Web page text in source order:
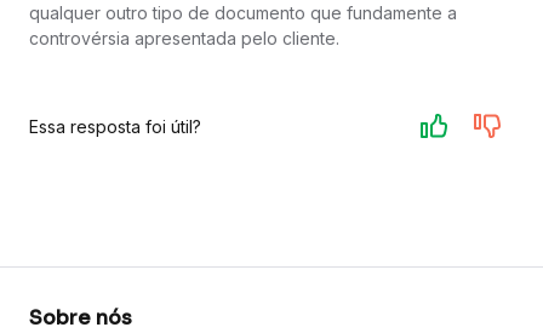
qualquer outro tipo de documento que fundamente a
controvérsia apresentada pelo cliente.
Essa resposta foi útil?
Sobre nós